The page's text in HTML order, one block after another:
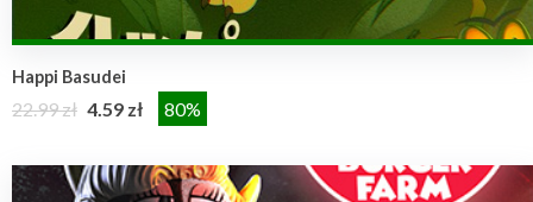
Happi Basudei
22.99 zł 4.59 zł 80%